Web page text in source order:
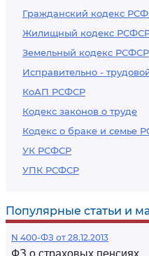
Гражданский кодекс
Жилищный кодекс
Земельный кодекс РСФСР
Исправительно -
КоАП РСФСР
Кодекс законов о труде
Кодекс о браке и семье
УК РСФСР
УПК РСФСР
Популярные статьи и
N 400-ФЗ от 28.12.2013
ФЗ о страховых пенсиях